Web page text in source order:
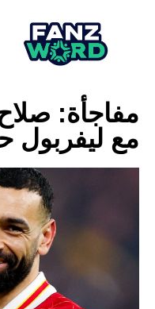
مفاجأة: صلاح
مع ليفربول حتى